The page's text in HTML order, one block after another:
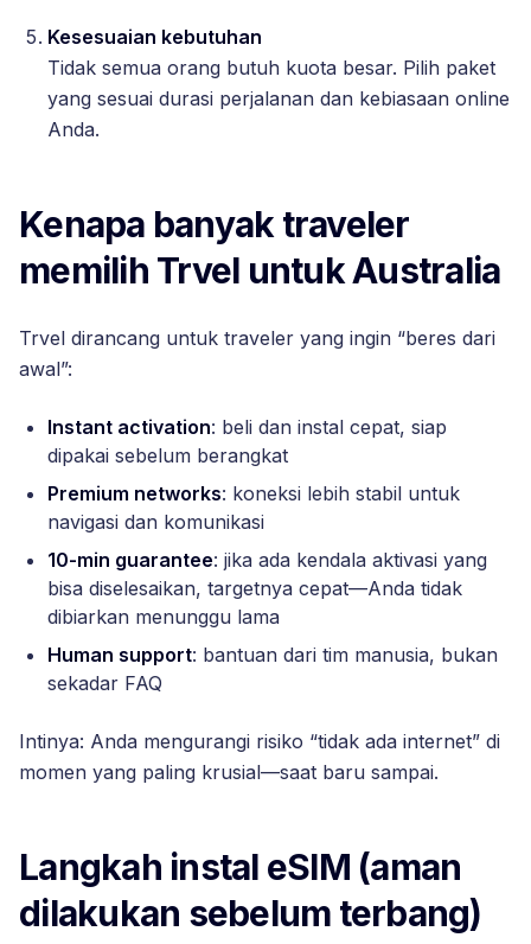
Kesesuaian kebutuhan
Tidak semua orang butuh kuota besar. Pilih paket
yang sesuai durasi perjalanan dan kebiasaan online
Anda.
Kenapa banyak traveler
memilih Trvel untuk Australia
Trvel dirancang untuk traveler yang ingin “beres dari
awal”:
Instant activation: beli dan instal cepat, siap
dipakai sebelum berangkat
Premium networks: koneksi lebih stabil untuk
navigasi dan komunikasi
10-min guarantee: jika ada kendala aktivasi yang
bisa diselesaikan, targetnya cepat—Anda tidak
dibiarkan menunggu lama
Human support: bantuan dari tim manusia, bukan
sekadar FAQ
Intinya: Anda mengurangi risiko “tidak ada internet” di
momen yang paling krusial—saat baru sampai.
Langkah instal eSIM (aman
dilakukan sebelum terbang)